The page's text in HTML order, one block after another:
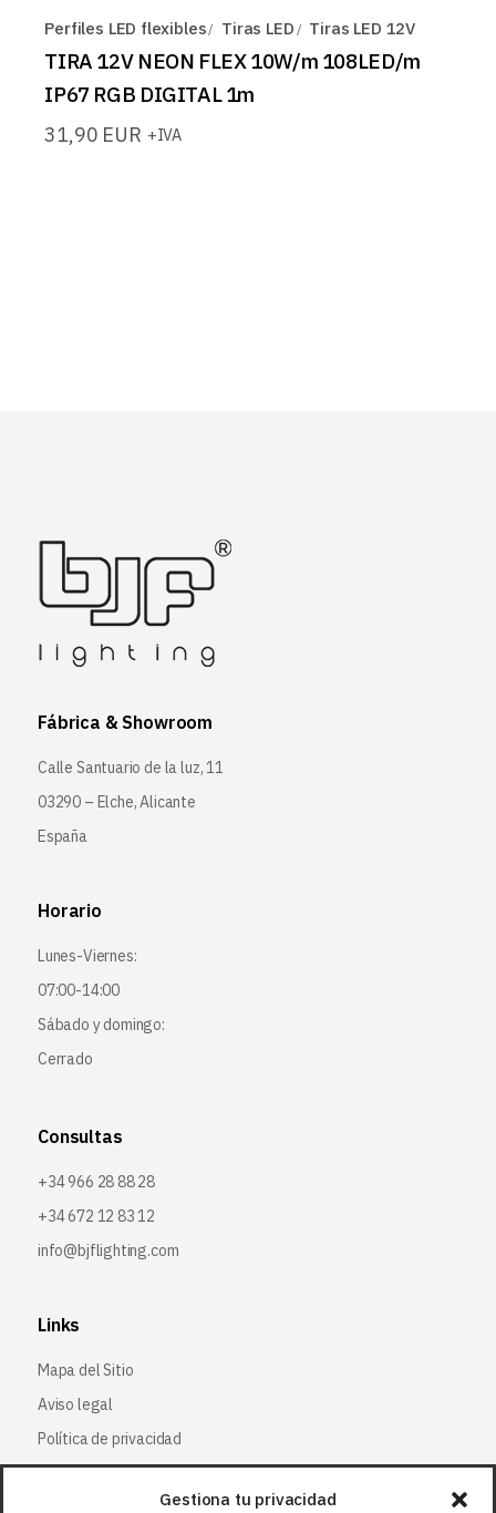
Gestiona tu privacidad
Perfiles LED flexibles Tiras LED Tiras LED 12V
TIRA 12V NEON FLEX 10W/m 108LED/m
IP67 RGB DIGITAL 1m
31,90 EUR +IVA
Fábrica & Showroom
Calle Santuario de la luz, 11
03290 – Elche, Alicante
España
Horario
Lunes-Viernes:
07:00-14:00
Sábado y domingo:
Cerrado
Consultas
+34 966 28 88 28
+34 672 12 83 12
info@bjflighting.com
Links
Mapa del Sitio
Aviso legal
Política de privacidad
Política de cookies